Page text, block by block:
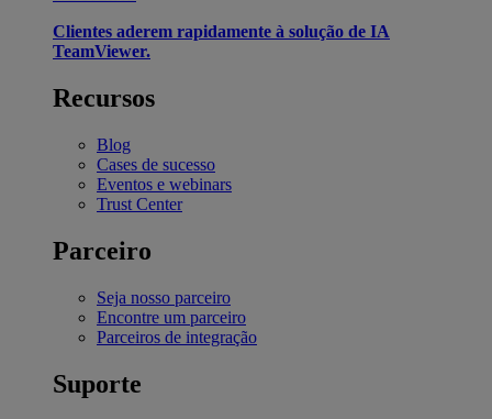
Clientes aderem rapidamente à solução de IA
TeamViewer.
Recursos
Blog
Cases de sucesso
Eventos e webinars
Trust Center
Parceiro
Seja nosso parceiro
Encontre um parceiro
Parceiros de integração
Suporte